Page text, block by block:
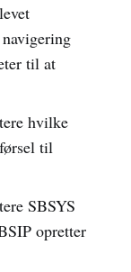
til at
hvilke
til
SBSYS
opretter